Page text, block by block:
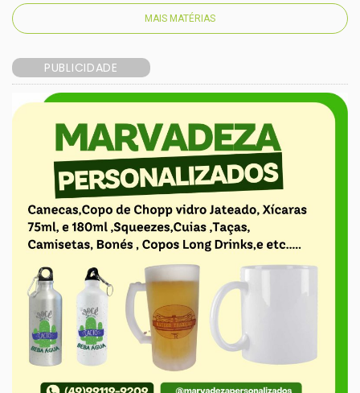
MAIS MATÉRIAS
PUBLICIDADE